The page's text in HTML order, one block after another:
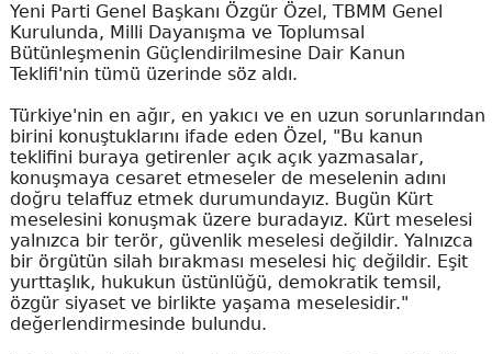
Yeni Parti Genel Başkanı Özgür Özel, TBMM Genel
Kurulunda, Milli Dayanışma ve Toplumsal
Bütünleşmenin Güçlendirilmesine Dair Kanun
Teklifi'nin tümü üzerinde söz aldı.
Türkiye'nin en ağır, en yakıcı ve en uzun sorunlarından
birini konuştuklarını ifade eden Özel, "Bu kanun
teklifini buraya getirenler açık açık yazmasalar,
konuşmaya cesaret etmeseler de meselenin adını
doğru telaffuz etmek durumundayız. Bugün Kürt
meselesini konuşmak üzere buradayız. Kürt meselesi
yalnızca bir terör, güvenlik meselesi değildir. Yalnızca
bir örgütün silah bırakması meselesi hiç değildir. Eşit
yurttaşlık, hukukun üstünlüğü, demokratik temsil,
özgür siyaset ve birlikte yaşama meselesidir."
değerlendirmesinde bulundu.